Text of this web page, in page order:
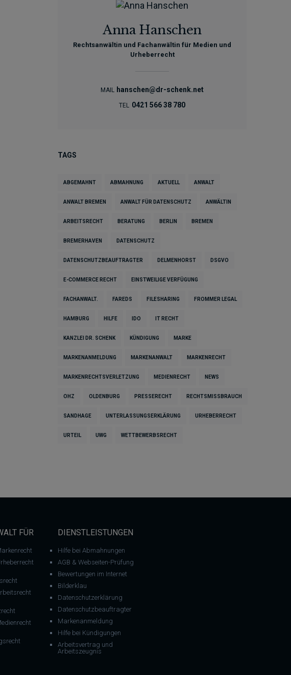
Anna Hanschen
Rechtsanwältin und Fachanwältin für Medien und
Urheberrecht
MAIL hanschen@dr-schenk.net
TEL 0421 566 38 780
TAGS
ABGEMAHNT ABMAHNUNG AKTUELL ANWALT
ANWALT BREMEN ANWALT FÜR DATENSCHUTZ ANWÄLTIN
ARBEITSRECHT BERATUNG BERLIN BREMEN
BREMERHAVEN DATENSCHUTZ
DATENSCHUTZBEAUFTRAGTER DELMENHORST DSGVO
E-COMMERCE RECHT EINSTWEILIGE VERFÜGUNG
FACHANWALT. FAREDS FILESHARING FROMMER LEGAL
HAMBURG HILFE IDO IT RECHT
KANZLEI DR. SCHENK KÜNDIGUNG MARKE
MARKENANMELDUNG MARKENANWALT MARKENRECHT
MARKENRECHTSVERLETZUNG MEDIENRECHT NEWS
OHZ OLDENBURG PRESSERECHT RECHTSMISSBRAUCH
SANDHAGE UNTERLASSUNGSERKLÄRUNG URHEBERRECHT
URTEIL UWG WETTBEWERBSRECHT
FÜR DIENSTLEISTUNGEN
Hilfe bei Abmahnungen
AGB & Webseiten-Prüfung
Bewertungen im Internet
Bilderklau
Datenschutzerklärung
Datenschutzbeauftragter
Markenanmeldung
Hilfe bei Kündigungen
Arbeitsvertrag und
Arbeitszeugnis